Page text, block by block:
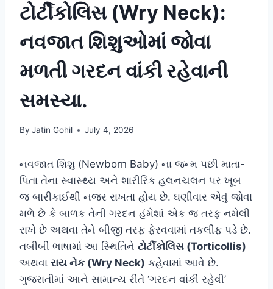
ટોર્ટીકોલિસ (Wry Neck):
નવજાત શિશુઓમાં જોવા
મળતી ગરદન વાંકી રહેવાની
સમસ્યા.
By Jatin Gohil July 4, 2026
નવજાત શિશુ (Newborn Baby) ના જન્મ પછી માતા-
પિતા તેના સ્વાસ્થ્ય અને શારીરિક હલનચલન પર ખૂબ
જ બારીકાઈથી નજર રાખતા હોય છે. ઘણીવાર એવું જોવા
મળે છે કે બાળક તેની ગરદન હંમેશાં એક જ તરફ નમેલી
રાખે છે અથવા તેને બીજી તરફ ફેરવવામાં તકલીફ પડે છે.
તબીબી ભાષામાં આ સ્થિતિને ટોર્ટીકોલિસ (Torticollis)
અથવા રાય નેક (Wry Neck) કહેવામાં આવે છે.
ગુજરાતીમાં આને સામાન્ય રીતે ‘ગરદન વાંકી રહેવી’